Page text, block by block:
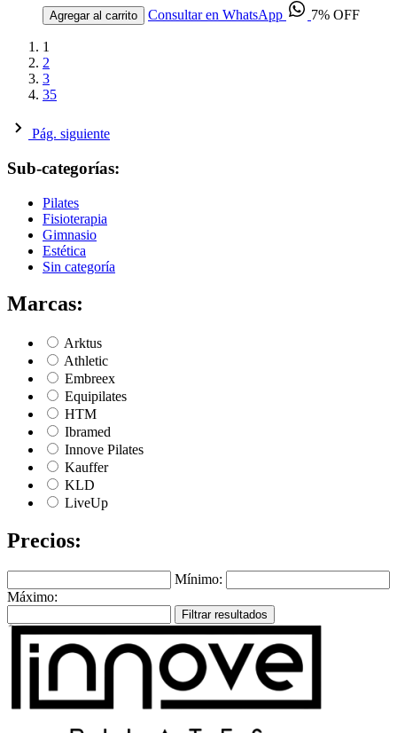
Agregar al carrito Consultar en WhatsApp 7% OFF
1
2
3
35
Pág. siguiente
Sub-categorías:
Pilates
Fisioterapia
Gimnasio
Estética
Sin categoría
Marcas:
Arktus
Athletic
Embreex
Equipilates
HTM
Ibramed
Innove Pilates
Kauffer
KLD
LiveUp
Precios:
Mínimo:
Máximo:
Filtrar resultados